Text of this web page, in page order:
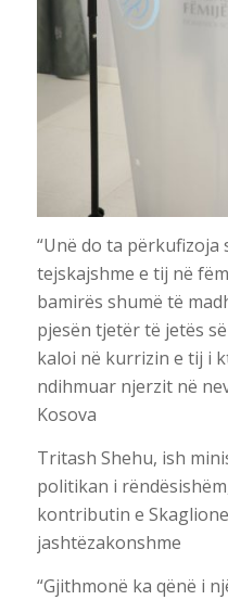
“Unë do ta përkufizoja
tejskajshme e tij në
bamirës shumë të
pjesën tjetër të jetës
kaloi në kurrizin e tij i
ndihmuar njerzit në
Kosova
Tritash Shehu, ish
politikan i
kontributin e
jashtëzakonshme
“Gjithmonë ka qënë i